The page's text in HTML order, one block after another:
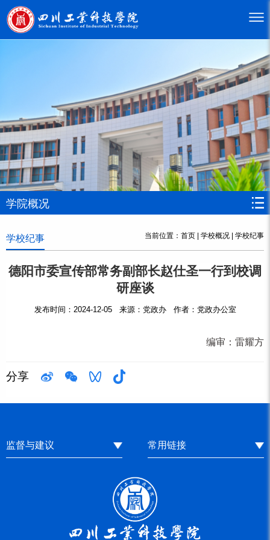
学院概况
学校纪事 当前位置： 首页 | 学校概况 | 学校纪事
德阳市委宣传部常务副部长赵仕圣一行到校调
研座谈
发布时间：2024-12-05 来源：党政办 作者：党政办公室
编审： 雷耀方
分享
监督与建议 常用链接